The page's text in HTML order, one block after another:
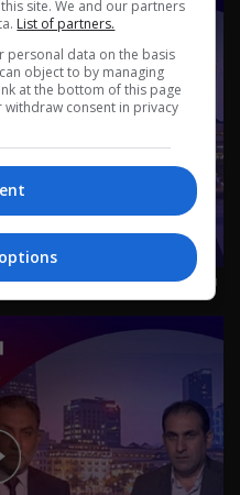
- الحلقة ٥٠ | الموسم 5
site. We and our partners
List of partners.
personal data on the basis
object to by managing
at the bottom of this page
consent in privacy